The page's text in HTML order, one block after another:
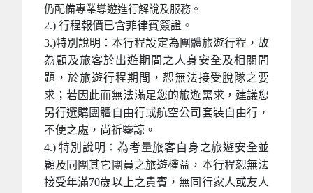
仍配備專業導遊進行解說及服務。
2.) 行程報價已含菲律賓簽證。
3.)特別說明：本行程設定為團體旅遊行程，故
為顧及旅客於出遊期間之人身安全及相關問
題，於旅遊行程期間，恕無法接受脫隊之要
求；若因此而無法滿足您的旅遊需求，建議您
另行選購團體自由行或航空公司套裝自由行，
不便之處，尚祈鑒諒。
4.) 特別說明：為考量旅客自身之旅遊安全並
顧及同團其它團員之旅遊權益，本行程恕無法
接受年滿70歲以上之貴賓，無同行家人或友人